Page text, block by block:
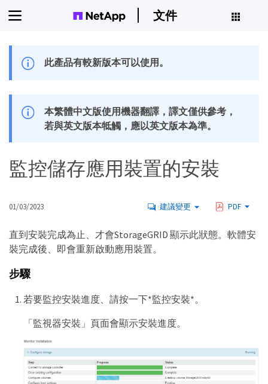
文件
此產品有較新版本可以使用。
本繁體中文版使用機器翻譯，譯文僅供參考，
若與英文版本牴觸，應以英文版本為準。
監控儲存應用裝置的安裝
01/03/2023 建議變更 PDF
直到安裝完成為止、才會StorageGRID 顯示此狀態。軟體安
裝完成後、即會重新啟動應用裝置。
步驟
若要監控安裝進度、請按一下*監控安裝*。
「監視器安裝」頁面會顯示安裝進度。